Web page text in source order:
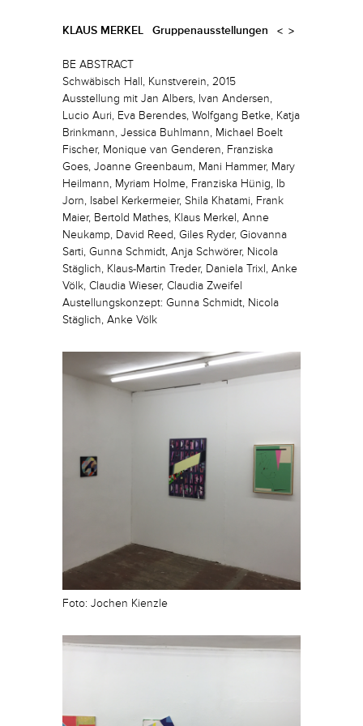
KLAUS MERKEL Gruppenausstellungen < >
BE ABSTRACT
Schwäbisch Hall, Kunstverein, 2015
Ausstellung mit Jan Albers, Ivan Andersen,
Lucio Auri, Eva Berendes, Wolfgang Betke, Katja
Brinkmann, Jessica Buhlmann, Michael Boelt
Fischer, Monique van Genderen, Franziska
Goes, Joanne Greenbaum, Mani Hammer, Mary
Heilmann, Myriam Holme, Franziska Hünig, Ib
Jorn, Isabel Kerkermeier, Shila Khatami, Frank
Maier, Bertold Mathes, Klaus Merkel, Anne
Neukamp, David Reed, Giles Ryder, Giovanna
Sarti, Gunna Schmidt, Anja Schwörer, Nicola
Stäglich, Klaus-Martin Treder, Daniela Trixl, Anke
Völk, Claudia Wieser, Claudia Zweifel
Austellungskonzept: Gunna Schmidt, Nicola
Stäglich, Anke Völk
Foto: Jochen Kienzle